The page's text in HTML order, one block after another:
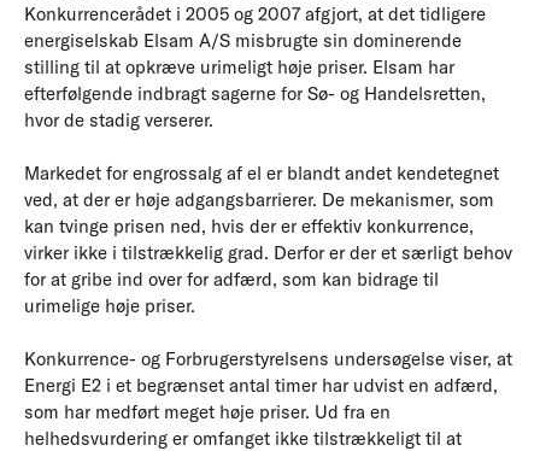
Konkurrencerådet i 2005 og 2007 afgjort, at det tidligere
energiselskab Elsam A/S misbrugte sin dominerende
stilling til at opkræve urimeligt høje priser. Elsam har
efterfølgende indbragt sagerne for Sø- og Handelsretten,
hvor de stadig verserer.
Markedet for engrossalg af el er blandt andet kendetegnet
ved, at der er høje adgangsbarrierer. De mekanismer, som
kan tvinge prisen ned, hvis der er effektiv konkurrence,
virker ikke i tilstrækkelig grad. Derfor er der et særligt behov
for at gribe ind over for adfærd, som kan bidrage til
urimelige høje priser.
Konkurrence- og Forbrugerstyrelsens undersøgelse viser, at
Energi E2 i et begrænset antal timer har udvist en adfærd,
som har medført meget høje priser. Ud fra en
helhedsvurdering er omfanget ikke tilstrækkeligt til at